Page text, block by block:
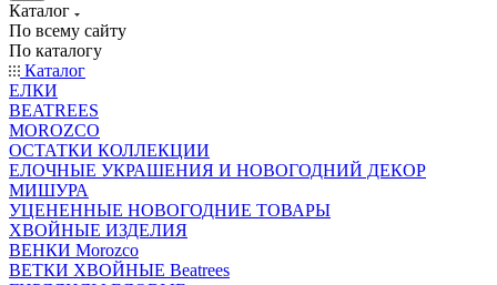
Каталог
По всему сайту
По каталогу
Каталог
ЕЛКИ
BEATREES
MOROZCO
ОСТАТКИ КОЛЛЕКЦИИ
ЕЛОЧНЫЕ УКРАШЕНИЯ И НОВОГОДНИЙ ДЕКОР
МИШУРА
УЦЕНЕННЫЕ НОВОГОДНИЕ ТОВАРЫ
ХВОЙНЫЕ ИЗДЕЛИЯ
ВЕНКИ Morozco
ВЕТКИ ХВОЙНЫЕ Beatrees